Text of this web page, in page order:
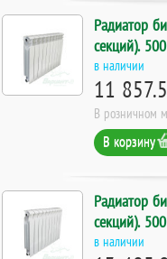
Радиатор
секций).
в наличии
11
В розничном
В корзину
Радиатор
секций).
в наличии